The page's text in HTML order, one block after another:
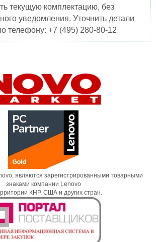
текущую комплектацию, без
уведомления. Уточнить детали
телефону: +7 (495) 280-80-12
являются зарегистрированными товарными
знаками компании Lenovo
КНР, США и других стран.